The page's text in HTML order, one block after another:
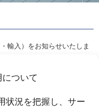
ついて
状況を把握し、サー
輸入）をお知らせいたしま